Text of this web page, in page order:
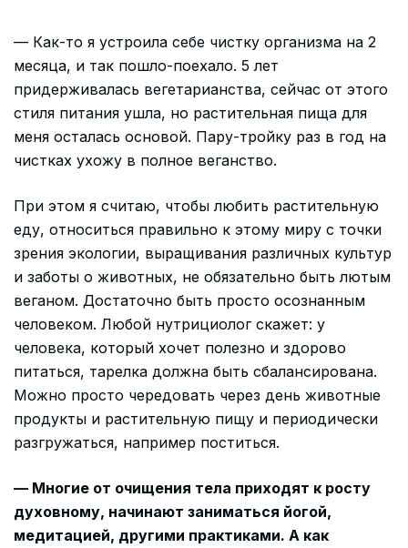
— Как-то я устроила себе чистку организма на 2
месяца, и так пошло-поехало. 5 лет
придерживалась вегетарианства, сейчас от этого
стиля питания ушла, но растительная пища для
меня осталась основой. Пару-тройку раз в год на
чистках ухожу в полное веганство.
При этом я считаю, чтобы любить растительную
еду, относиться правильно к этому миру с точки
зрения экологии, выращивания различных культур
и заботы о животных, не обязательно быть лютым
веганом. Достаточно быть просто осознанным
человеком. Любой нутрициолог скажет: у
человека, который хочет полезно и здорово
питаться, тарелка должна быть сбалансирована.
Можно просто чередовать через день животные
продукты и растительную пищу и периодически
разгружаться, например поститься.
— Многие от очищения тела приходят к росту
духовному, начинают заниматься йогой,
медитацией, другими практиками. А как